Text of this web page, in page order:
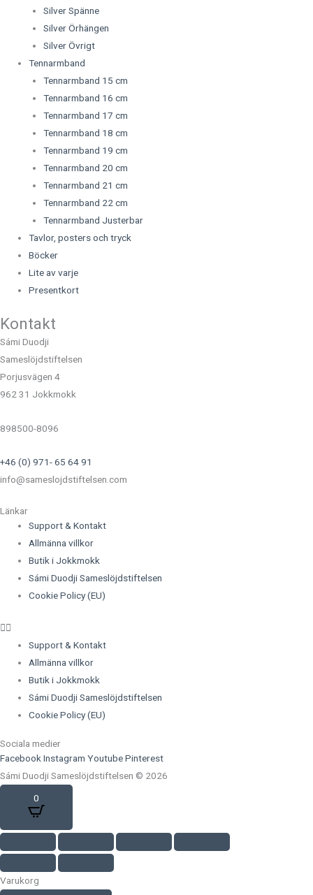
Silver Spänne
Silver Örhängen
Silver Övrigt
Tennarmband
Tennarmband 15 cm
Tennarmband 16 cm
Tennarmband 17 cm
Tennarmband 18 cm
Tennarmband 19 cm
Tennarmband 20 cm
Tennarmband 21 cm
Tennarmband 22 cm
Tennarmband Justerbar
Tavlor, posters och tryck
Böcker
Lite av varje
Presentkort
Kontakt
Sámi Duodji
Sameslöjdstiftelsen
Porjusvägen 4
962 31 Jokkmokk
898500-8096
+46 (0) 971- 65 64 91
info@sameslojdstiftelsen.com
Länkar
Support & Kontakt
Allmänna villkor
Butik i Jokkmokk
Sámi Duodji Sameslöjdstiftelsen
Cookie Policy (EU)
Support & Kontakt
Allmänna villkor
Butik i Jokkmokk
Sámi Duodji Sameslöjdstiftelsen
Cookie Policy (EU)
Sociala medier
FacebookInstagram YoutubePinterest
Sámi Duodji Sameslöjdstiftelsen © 2026
0
Varukorg